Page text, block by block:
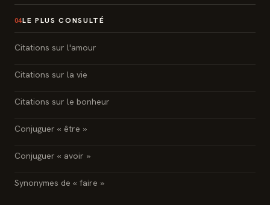
04LE PLUS CONSULTÉ
Citations sur l'amour
Citations sur la vie
Citations sur le bonheur
Conjuguer « être »
Conjuguer « avoir »
Synonymes de « faire »